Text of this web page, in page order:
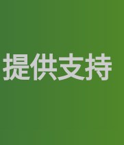
供支持